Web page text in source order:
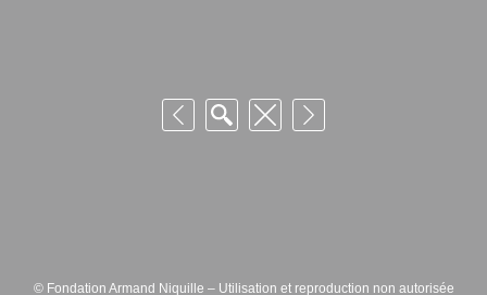
© Fondation Armand Niquille – Utilisation et reproduction non autorisée